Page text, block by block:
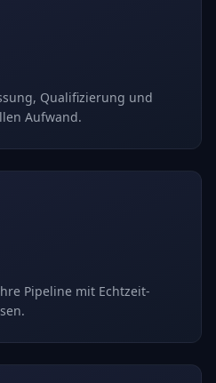
Qualifizierung und
Aufwand.
Pipeline mit Echtzeit-